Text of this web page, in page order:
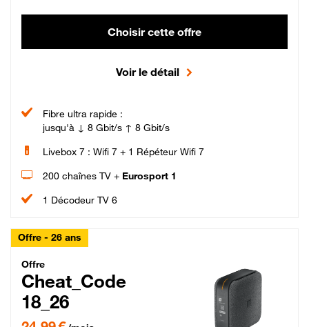
Choisir cette offre
Voir le détail
Fibre ultra rapide :
jusqu'à ↓ 8 Gbit/s ↑ 8 Gbit/s
Livebox 7 : Wifi 7 + 1 Répéteur Wifi 7
200 chaînes TV + Eurosport 1
1 Décodeur TV 6
Offre - 26 ans
Cheat_Code Fibre_18_26
Offre
Cheat_Code
18_26
24,99 € par mois pendant 0 mois puis 49,99 € par mois, Sans engagement